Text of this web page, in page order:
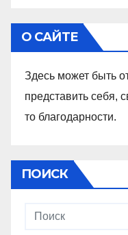
О САЙТЕ
Здесь может быть
представить себя,
то благодарности.
ПОИСК